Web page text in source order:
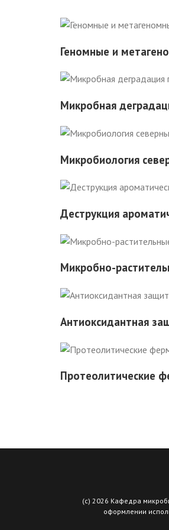
Геномные и
Микробная
Микробиология
Деструкция
Микробно-
Антиоксидантная
Протеолитические
(с) 2026 Кафедра
оформлении